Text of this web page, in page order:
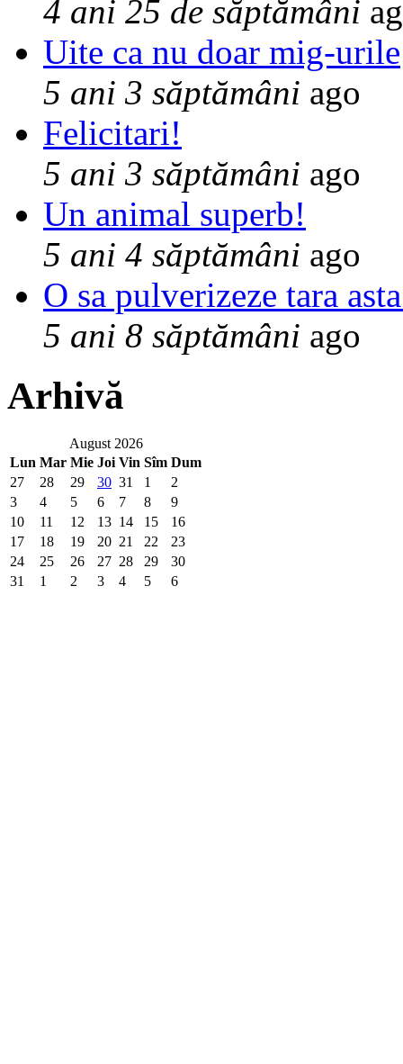
4 ani 25 de săptămâni
Uite ca nu doar mig-urile
5 ani 3 săptămâni ago
Felicitari!
5 ani 3 săptămâni ago
Un animal superb!
5 ani 4 săptămâni ago
O sa pulverizeze tara
5 ani 8 săptămâni ago
Arhivă
August 2026
Lun Mar Mie Joi Vin Sîm Dum
27
28 29 30 31 1
2
3
4 5 6 7 8
9
10
11 12 13 14 15
16
17
18 19 20 21 22
23
24
25 26 27 28 29
30
31
1 2 3 4 5 6